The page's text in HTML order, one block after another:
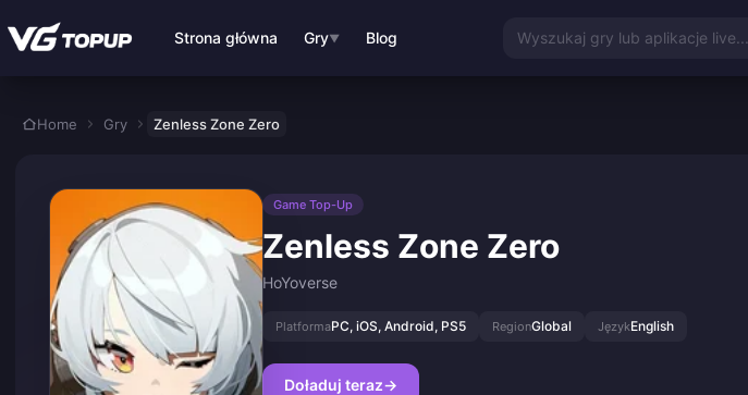
Strona główna Gry▼ Blog Wyszukaj gry lub aplikacje live...
Home Gry Zenless Zone Zero
Game Top-Up
Zenless Zone Zero
HoYoverse
PlatformaPC, iOS, Android, PS5 RegionGlobal JęzykEnglish
Doładuj teraz→